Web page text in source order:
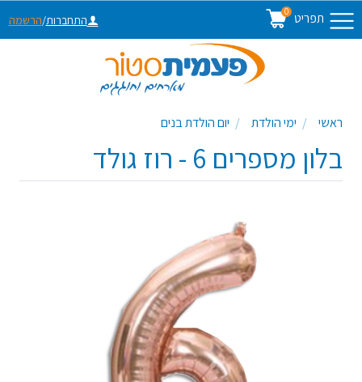
תפריט 0
התחברות/הרשמה
ראשי ימי הולדת יום הולדת בנים
בלון מספרים 6 - רוז גולד